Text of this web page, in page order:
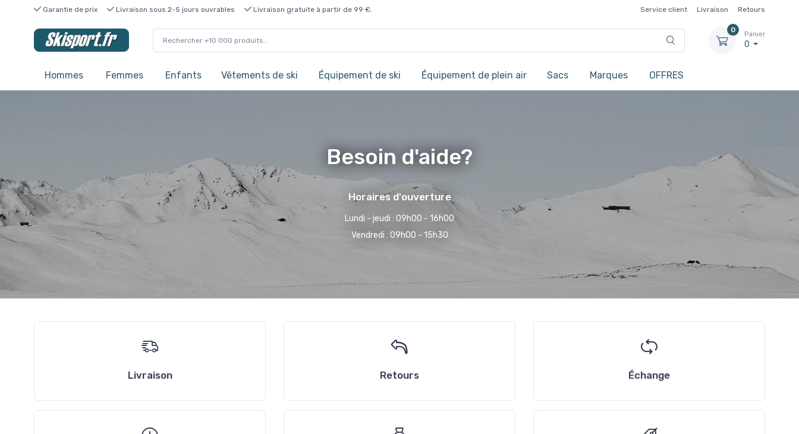
Garantie de prix Livraison sous 2-5 jours ouvrables Livraison gratuite à partir de 99 €. Service client Livraison Retours
0
Panier
0
Hommes Femmes Enfants Vêtements de ski Équipement de ski Équipement de plein air Sacs Marques OFFRES
Besoin d'aide?
Horaires d'ouverture
Lundi - jeudi : 09h00 - 16h00
Vendredi : 09h00 - 15h30
Livraison Retours Échange